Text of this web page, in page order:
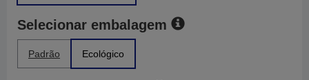
Selecionar embalagem
Padrão Ecológico